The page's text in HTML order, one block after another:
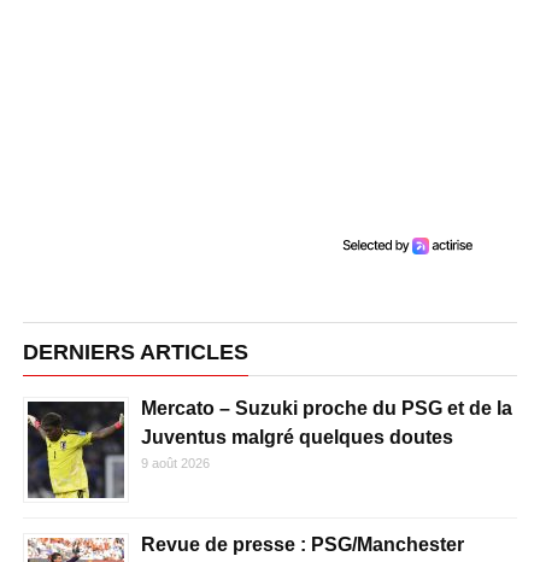
DERNIERS ARTICLES
Mercato – Suzuki proche du PSG et de la
Juventus malgré quelques doutes
9 août 2026
Revue de presse : PSG/Manchester